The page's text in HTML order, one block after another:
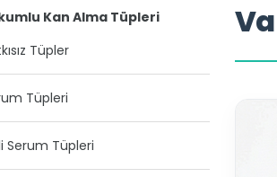
Kan Alma Tüpleri
Tüpler
Tüpleri
Serum Tüpleri